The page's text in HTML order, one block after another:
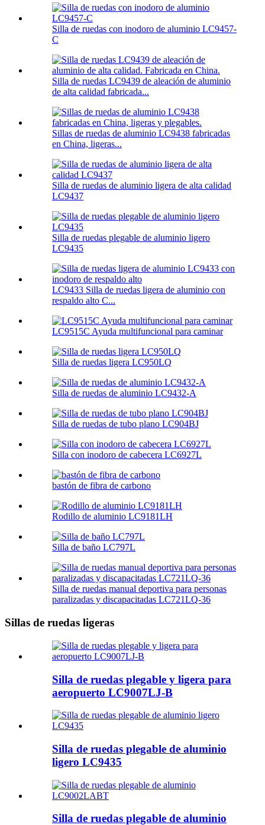
Silla de ruedas con inodoro de aluminio LC9457-
C
Silla de ruedas LC9439 de aleación de aluminio
de alta calidad fabricada...
Sillas de ruedas de aluminio LC9438 fabricadas
en China, ligeras...
Silla de ruedas de aluminio ligera de alta calidad
LC9437
Silla de ruedas plegable de aluminio ligero
LC9435
LC9433 Silla de ruedas ligera de aluminio con
respaldo alto C...
LC9515C Ayuda multifuncional para caminar
Silla de ruedas ligera LC950LQ
Silla de ruedas de aluminio LC9432-A
Silla de ruedas de tubo plano LC904BJ
Silla con inodoro de cabecera LC6927L
bastón de fibra de carbono
Rodillo de aluminio LC9181LH
Silla de baño LC797L
Silla de ruedas manual deportiva para personas
paralizadas y discapacitadas LC721LQ-36
Sillas de ruedas ligeras
Silla de ruedas plegable y ligera para
aeropuerto LC9007LJ-B
Silla de ruedas plegable de aluminio
ligero LC9435
Silla de ruedas plegable de aluminio